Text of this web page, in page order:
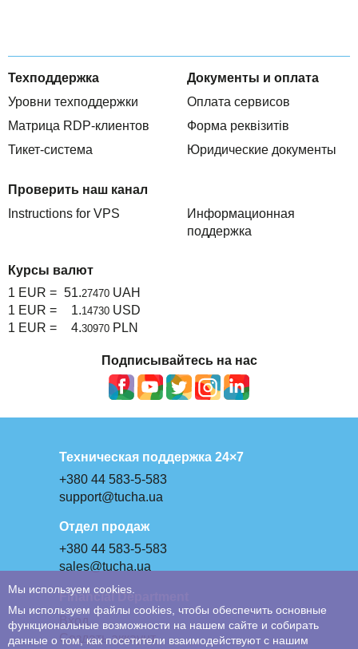
Техподдержка
Уровни техподдержки
Матрица RDP-клиентов
Тикет-система
Документы и оплата
Оплата сервисов
Форма реквізитів
Юридические документы
Проверить наш канал
Instructions for VPS
Информационная
поддержка
Курсы валют
1 EUR = 51.27470 UAH
1 EUR =
1.14730 USD
1 EUR =
4.30970 PLN
Подписывайтесь на нас
Техническая поддержка 24×7
+380 44 583-5-583
support@tucha.ua
Отдел продаж
+380 44 583-5-583
sales@tucha.ua
Financial Department
Вход
Создать аккаунт
Мы используем cookies.
Мы используем файлы cookies, чтобы обеспечить основные
функциональные возможности на нашем сайте и собирать
данные о том, как посетители взаимодействуют с нашим